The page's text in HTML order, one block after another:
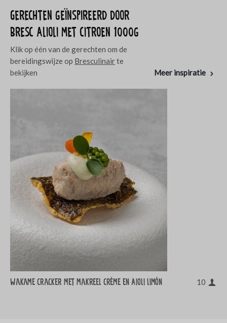
Gerechten geïnspireerd door
Bresc Alioli met citroen 1000g
Klik op één van de gerechten om de
bereidingswijze op Bresculinairte
bekijken
Meer inspiratie
Wakame cracker met makreel crème en Aioli limón 10